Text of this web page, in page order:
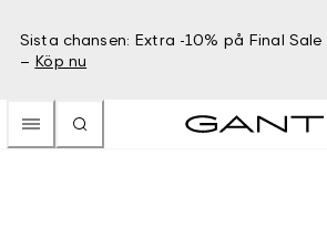
Sista chansen: Extra -10% på Final
– Köp nu